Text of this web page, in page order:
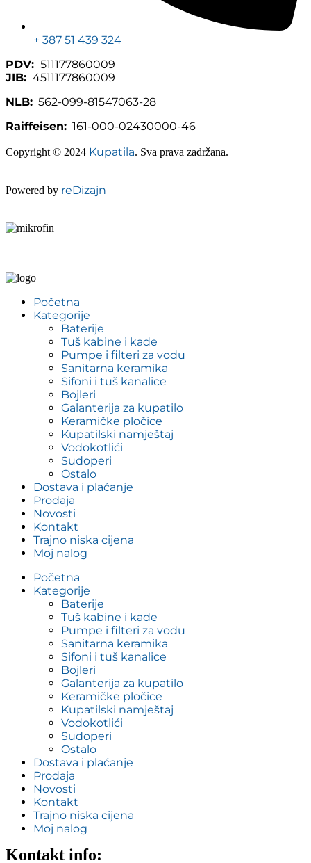
+ 387 51 439 324
PDV: 511177860009
JIB: 4511177860009
NLB: 562-099-81547063-28
Raiffeisen: 161-000-02430000-46
Copyright © 2024 Kupatila. Sva prava zadržana.
Powered by reDizajn
Početna
Kategorije
Baterije
Tuš kabine i kade
Pumpe i filteri za vodu
Sanitarna keramika
Sifoni i tuš kanalice
Bojleri
Galanterija za kupatilo
Keramičke pločice
Kupatilski namještaj
Vodokotlići
Sudoperi
Ostalo
Dostava i plaćanje
Prodaja
Novosti
Kontakt
Trajno niska cijena
Moj nalog
Početna
Kategorije
Baterije
Tuš kabine i kade
Pumpe i filteri za vodu
Sanitarna keramika
Sifoni i tuš kanalice
Bojleri
Galanterija za kupatilo
Keramičke pločice
Kupatilski namještaj
Vodokotlići
Sudoperi
Ostalo
Dostava i plaćanje
Prodaja
Novosti
Kontakt
Trajno niska cijena
Moj nalog
Kontakt info: